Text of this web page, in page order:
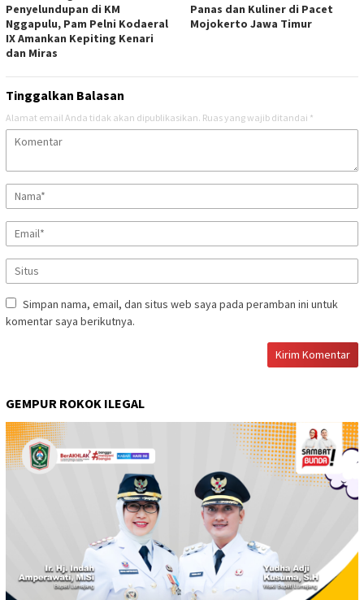
Penyelundupan di KM
Nggapulu, Pam Pelni Kodaeral
IX Amankan Kepiting Kenari
dan Miras
Panas dan Kuliner di Pacet
Mojokerto Jawa Timur
Tinggalkan Balasan
Alamat email Anda tidak akan dipublikasikan. Ruas yang wajib ditandai *
Simpan nama, email, dan situs web saya pada peramban ini untuk
komentar saya berikutnya.
GEMPUR ROKOK ILEGAL